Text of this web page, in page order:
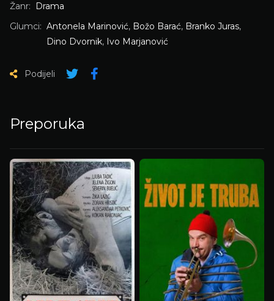
Žanr:
Drama
Glumci: Antonela Marinović, Božo Barać, Branko Juras,
Dino Dvornik, Ivo Marjanović
Podijeli
Preporuka